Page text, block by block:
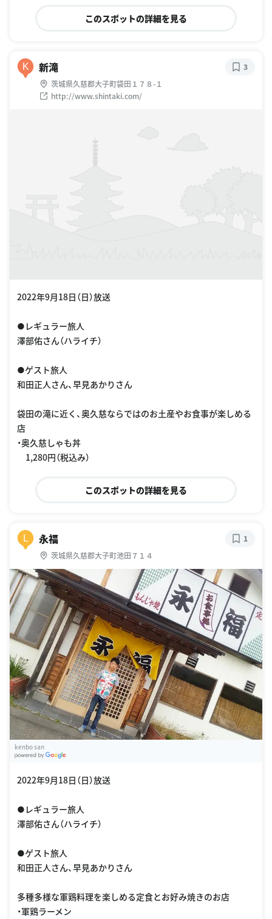
このスポットの詳細を見る
K 新滝
茨城県久慈郡大子町袋田１７８-１
http://www.shintaki.com/
3
2022年9月18日（日）放送
●レギュラー旅人
澤部佑さん（ハライチ）
●ゲスト旅人
和田正人さん、早見あかりさん
袋田の滝に近く、奥久慈ならではのお土産やお食事が楽しめる
店
・奥久慈しゃも丼
1,280円（税込み）
このスポットの詳細を見る
L 永福
茨城県久慈郡大子町池田７１４
1
kenbo san
2022年9月18日（日）放送
●レギュラー旅人
澤部佑さん（ハライチ）
●ゲスト旅人
和田正人さん、早見あかりさん
多種多様な軍鶏料理を楽しめる定食とお好み焼きのお店
・軍鶏ラーメン